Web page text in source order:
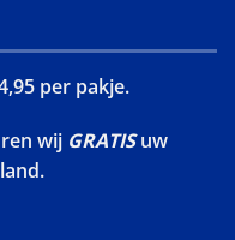
per pakje.
wij GRATISuw